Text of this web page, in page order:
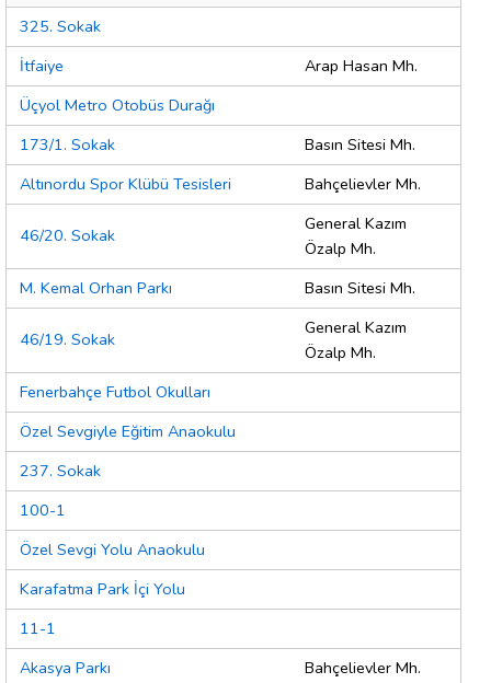
325. Sokak
İtfaiye
Arap Hasan Mh.
Üçyol Metro Otobüs Durağı
173/1. Sokak
Basın Sitesi Mh.
Altınordu Spor Klübü Tesisleri
Bahçelievler Mh.
46/20. Sokak
General Kazım
Özalp Mh.
M. Kemal Orhan Parkı
Basın Sitesi Mh.
46/19. Sokak
General Kazım
Özalp Mh.
Fenerbahçe Futbol Okulları
Özel Sevgiyle Eğitim Anaokulu
237. Sokak
100-1
Özel Sevgi Yolu Anaokulu
Karafatma Park İçi Yolu
11-1
Akasya Parkı
Bahçelievler Mh.